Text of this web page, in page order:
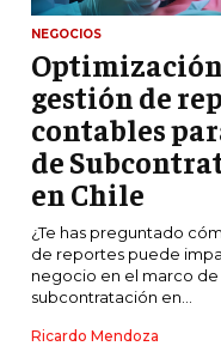
PROYECTOS
GESTIÓN DE PROYECTOS
GESTIÓN DE
DE SUMINISTRO
LOGÍSTICA
CALIDAD Y MEJORA
TALENTOS
TALENTO
NEGOCIOS
gestión de
contables
de
en Chile
¿Te has preguntado
de reportes puede
negocio en el marco de
subcontratación en...
Ricardo Mendoza